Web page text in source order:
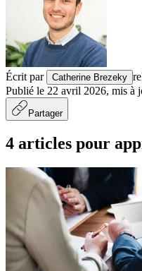
Écrit par Catherine Brezeky
Publié le 22 avril 2026, mis à
Partager
4 articles pour